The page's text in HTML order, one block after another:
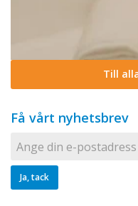
Till
Få vårt nyhetsbrev